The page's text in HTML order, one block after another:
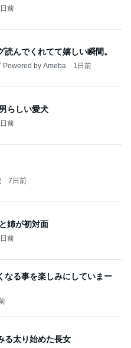
前
んでくれてて嬉しい瞬間。
Powered by Ameba 1日前
らしい愛犬
前
7日前
姉が初対面
前
なる事を楽しみにしていまー
る太り始めた長女